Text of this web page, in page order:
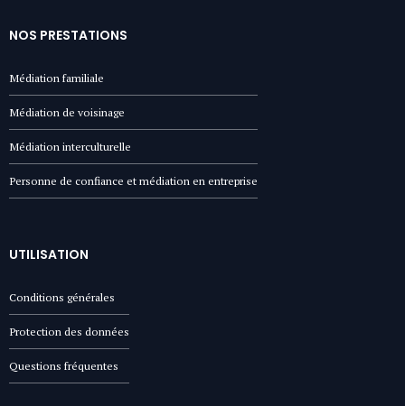
NOS PRESTATIONS
Médiation familiale
Médiation de voisinage
Médiation interculturelle
Personne de confiance et médiation en entreprise
UTILISATION
Conditions générales
Protection des données
Questions fréquentes